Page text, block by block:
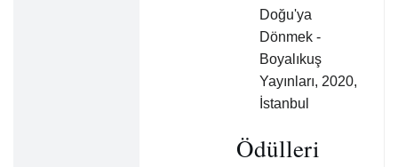
Doğu'ya
Dönmek -
Boyalıkuş
Yayınları, 2020,
İstanbul
Ödülleri